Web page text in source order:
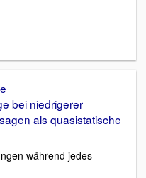
bei niedrigerer
als quasistatische
während jedes